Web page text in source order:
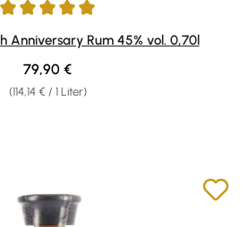
von 5 von 5 Sternen
Anniversary Rum 45% vol. 0,70l
(114,14 € / 1 Liter)
Regulärer Preis:
79,90 €